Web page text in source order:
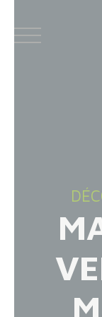
Espace